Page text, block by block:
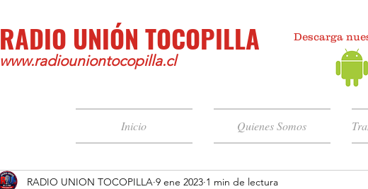
RADIO UNIÓN TOCOPILLA
www.radiouniontocopilla.cl
Descarga
Inicio Quienes Somos
RADIO UNION TOCOPILLA 9 ene 2023 1 min de lectura